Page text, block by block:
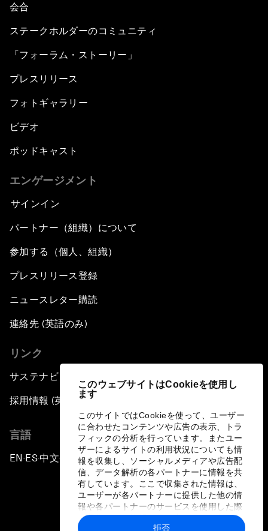
このウェブサイトはCookieを使用し
ます
このサイトではCookieを使って、ユーザー
に合わせたコンテンツや広告の表示、トラ
フィックの分析を行っています。またユー
ザーによるサイトの利用状況についても情
報を収集し、ソーシャルメディアや広告配
信、データ解析の各パートナーに情報を共
有しています。ここで収集された情報は、
ユーザーが各パートナーに提供した他の情
報や各パートナーのサービスを使用した際
に収集された情報と組み合わされ、各パー
拒否
会合
ステークホルダーのコミュニティ
「フォーラム・ストーリー」
プレスリリース
フォトギャラリー
ビデオ
ポッドキャスト
エンゲージメント
サインイン
パートナー（組織）について
参加する（個人、組織）
プレスリリース登録
ニュースレター購読
連絡先 (英語のみ)
リンク
サステナビリティへの取り組み
採用情報 (英語のみ)
言語
EN ▪ES▪中文▪ 日本語